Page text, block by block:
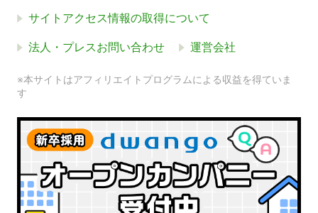
サイトアクセス情報の取得について
法人・プレスお問い合わせ 運営会社
※本サイトはアフィリエイトプログラムによる収益を得ていま
す